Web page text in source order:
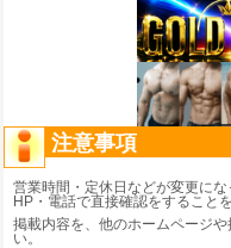
注意事項
営業時間・定休日などが変更に
HP・電話で直接確認をすること
掲載内容を、他のホームページ
い。